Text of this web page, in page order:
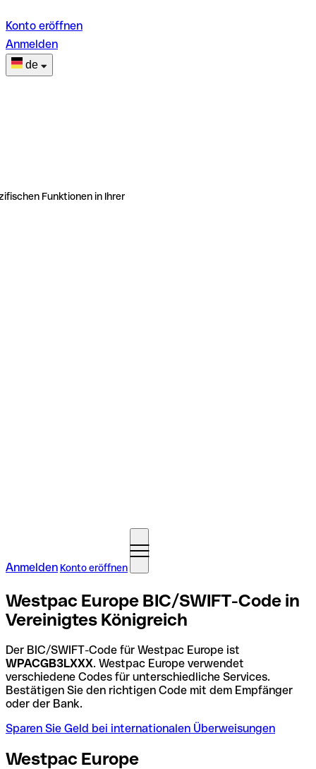
Konto eröffnen
Anmelden
de
Funktionen in Ihrer
Anmelden Konto eröffnen
Westpac Europe BIC/SWIFT-Code in
Vereinigtes Königreich
Der BIC/SWIFT-Code für Westpac Europe ist
WPACGB3LXXX. Westpac Europe verwendet
verschiedene Codes für unterschiedliche Services.
Bestätigen Sie den richtigen Code mit dem Empfänger
oder der Bank.
Sparen Sie Geld bei internationalen Überweisungen
Westpac Europe